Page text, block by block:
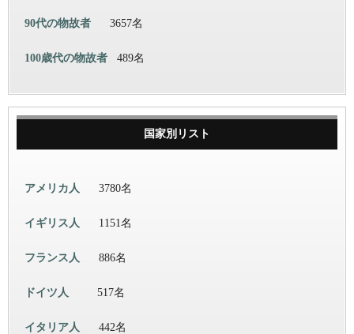
90代の物故者 3657名
100歳代の物故者 489名
国家別リスト
アメリカ人 3780名
イギリス人 1151名
フランス人 886名
ドイツ人 517名
イタリア人 442名